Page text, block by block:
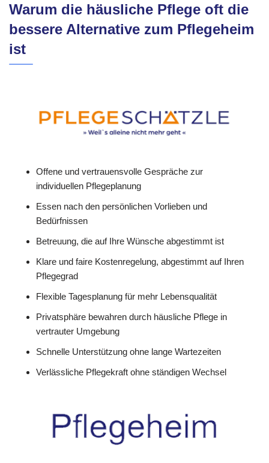
Warum die häusliche Pflege oft die
bessere Alternative zum Pflegeheim
ist
Offene und vertrauensvolle Gespräche zur
individuellen Pflegeplanung
Essen nach den persönlichen Vorlieben und
Bedürfnissen
Betreuung, die auf Ihre Wünsche abgestimmt ist
Klare und faire Kostenregelung, abgestimmt auf Ihren
Pflegegrad
Flexible Tagesplanung für mehr Lebensqualität
Privatsphäre bewahren durch häusliche Pflege in
vertrauter Umgebung
Schnelle Unterstützung ohne lange Wartezeiten
Verlässliche Pflegekraft ohne ständigen Wechsel